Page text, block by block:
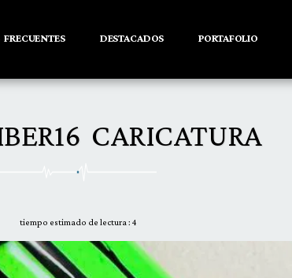
FRECUENTES DESTACADOS PORTAFOLIO
CARICATURA
tiempo estimado de lectura : 4